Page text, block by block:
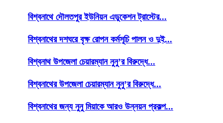
বিশ্বনাথে দৌলতপুর ইউনিয়ন এডুকেশন ট্রাস্টের...
বিশ্বনাথের দশঘরে বৃক্ষ রোপন কর্মসূচি পালন ও দুই...
বিশ্বনাথ উপজেলা চেয়ারম্যান নুনু’র বিরুদ্ধে...
বিশ্বনাথের উপজেলা চেয়ারম্যান নুনু’র বিরুদ্ধে...
বিশ্বনাথের জন্য নুনু মিয়াকে আরও উন্নয়ন প্রকল্প...